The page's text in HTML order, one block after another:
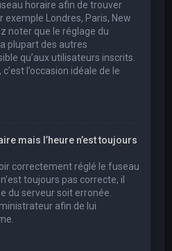
horaire afin de trouver
Londres, Paris, New
noter que le réglage du
plupart des autres
qu’aux utilisateurs inscrits.
l’occasion idéale de le
mais l’heure n’est toujours
correctement réglé le fuseau
toujours pas correcte, il
du serveur soit erronée.
afin de lui